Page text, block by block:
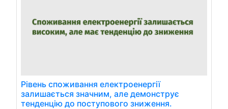
Рівень споживання електроенергії
залишається значним, але демонструє
тенденцію до поступового зниження.